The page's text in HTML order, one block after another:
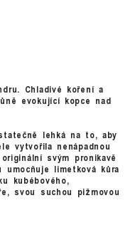
Chladivé koření a
evokující kopce nad
lehká na to, aby
vytvořila nenápadnou
svým pronikavě
umocňuje limetková kůra
kubébového,
svou suchou pižmovou